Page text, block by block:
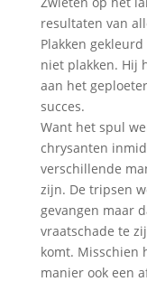
resultaten van
Plakken
niet plakken. Hij
aan het
succes.
Want het spul
chrysanten
verschillende
zijn. De tripsen
gevangen maar
vraatschade te
komt. Misschien
manier ook een